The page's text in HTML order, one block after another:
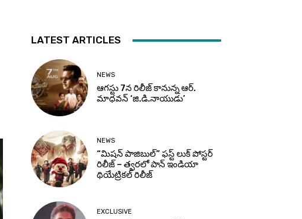
LATEST ARTICLES
NEWS
ఆగస్టు 7న రిలీజ్ కానున్న ఆర్‌.
మాధవన్‌ ‘జి.డి.నాయుడు’
NEWS
“మిషన్ పాజిబుల్” ఫస్ట్ లుక్ పోస్టర్
రిలీజ్ – త్వరలో పాన్ ఇండియా
థియేట్రికల్ రిలీజ్
EXCLUSIVE